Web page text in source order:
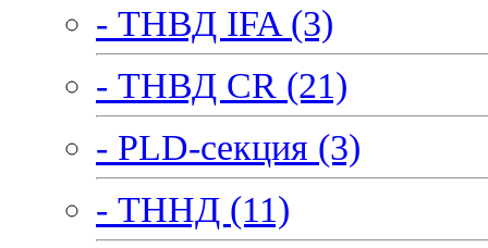
- ТНВД IFA (3)
- ТНВД CR (21)
- PLD-секция (3)
- ТННД (11)